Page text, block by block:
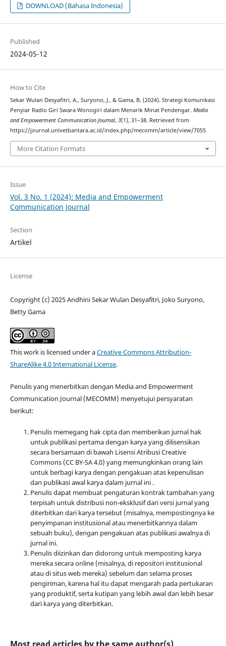
DOWNLOAD (Bahasa Indonesia)
Published
2024-05-12
How to Cite
Sekar Wulan Desyafitri, A., Suryono, J., & Gama, B. (2024). Strategi Komunikasi
Penyiar Radio Giri Swara Wonogiri dalam Menarik Minat Pendengar. Media
and Empowerment Communication Journal, 3(1), 31–38. Retrieved from
https://journal.univetbantara.ac.id/index.php/mecomm/article/view/7055
More Citation Formats
Issue
Vol. 3 No. 1 (2024): Media and Empowerment
Communication Journal
Section
Artikel
License
Copyright (c) 2025 Andhini Sekar Wulan Desyafitri, Joko Suryono,
Betty Gama
This work is licensed under aCreative Commons Attribution-
ShareAlike 4.0 International License.
Penulis yang menerbitkan dengan Media and Empowerment
Communication Journal (MECOMM) menyetujui persyaratan
berikut:
Penulis memegang hak cipta dan memberikan jurnal hak
untuk publikasi pertama dengan karya yang dilisensikan
secara bersamaan di bawah Lisensi Atribusi Creative
Commons (CC BY-SA 4.0) yang memungkinkan orang lain
untuk berbagi karya dengan pengakuan atas kepenulisan
dan publikasi awal karya dalam jurnal ini .
Penulis dapat membuat pengaturan kontrak tambahan yang
terpisah untuk distribusi non-eksklusif dari versi jurnal yang
diterbitkan dari karya tersebut (misalnya, mempostingnya ke
penyimpanan institusional atau menerbitkannya dalam
sebuah buku), dengan pengakuan atas publikasi awalnya di
jurnal ini.
Penulis diizinkan dan didorong untuk memposting karya
mereka secara online (misalnya, di repositori institusional
atau di situs web mereka) sebelum dan selama proses
pengiriman, karena hal itu dapat mengarah pada pertukaran
yang produktif, serta kutipan yang lebih awal dan lebih besar
dari karya yang diterbitkan.